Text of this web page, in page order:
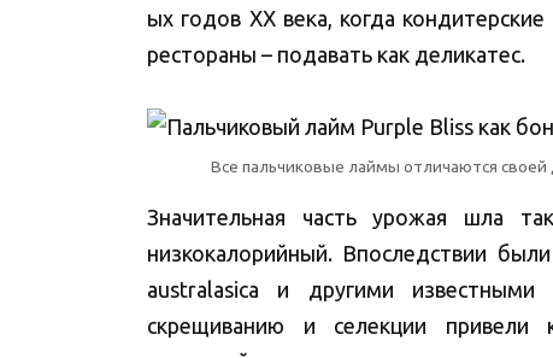
ых годов XX века, когда
рестораны – подавать как деликатес.
Все пальчиковые лаймы отличаются
Значительная часть урожая шла
низкокалорийный. Впоследствии
australasica и другими
скрещиванию и селекции